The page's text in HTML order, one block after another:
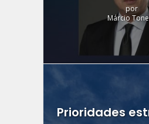
por
Márcio
Prioridades